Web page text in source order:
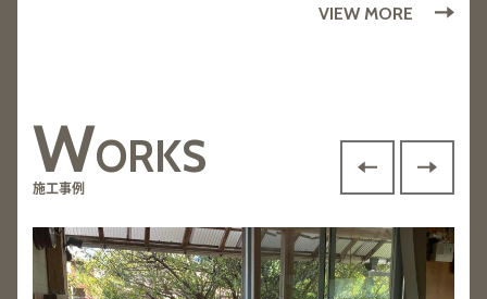
VIEW MORE
WORKS
施工事例